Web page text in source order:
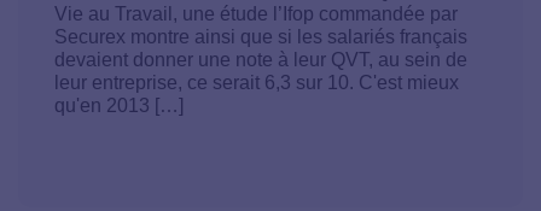
Vie au Travail, une étude l’Ifop commandée par
Securex montre ainsi que si les salariés français
devaient donner une note à leur QVT, au sein de
leur entreprise, ce serait 6,3 sur 10. C'est mieux
qu'en 2013 […]